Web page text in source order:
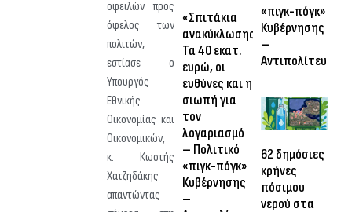
οφειλών προς
όφελος των
πολιτών,
εστίασε ο
Υπουργός
Εθνικής
Οικονομίας και
Οικονομικών,
κ. Κωστής
Χατζηδάκης
απαντώντας
«Σπιτάκια
ανακύκλωσης»:
Τα 40 εκατ.
ευρώ, οι
ευθύνες και η
σιωπή για
τον
λογαριασμό
– Πολιτικό
«πιγκ-πόγκ»
Κυβέρνησης
–
«πιγκ-πόγκ»
Κυβέρνησης
–
Αντιπολίτευσης
62 δημόσιες
κρήνες
πόσιμου
νερού στα